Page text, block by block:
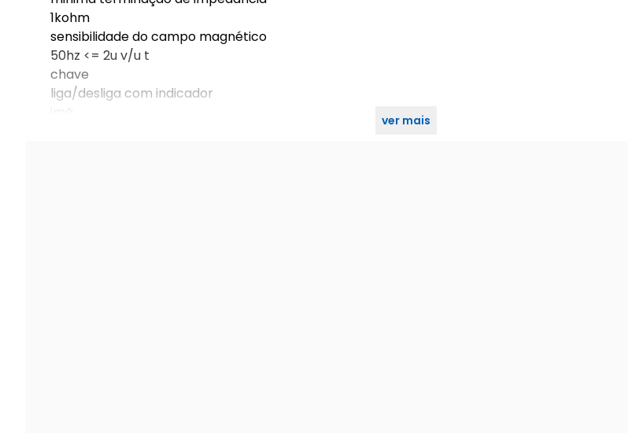
1kohm
sensibilidade do campo magnético
50hz <= 2u v/u t
chave
liga/desliga com indicador
ver mais